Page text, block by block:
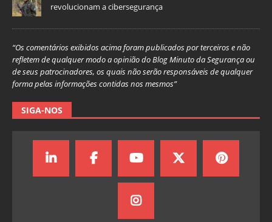
revolucionam a cibersegurança
“Os comentários exibidos acima foram publicados por terceiros e não
refletem de qualquer modo a opinião do Blog Minuto da Segurança ou
de seus patrocinadores, os quais não serão responsáveis de qualquer
forma pelas informações contidas nos mesmos”
SIGA-NOS